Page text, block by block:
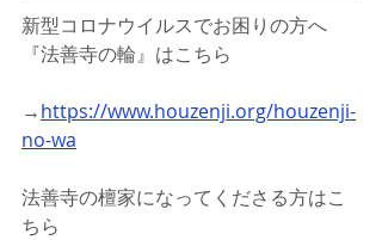
新型コロナウイルスでお困りの方へ
『法善寺の輪』はこちら
→https://www.houzenji.org/houzenji-
no-wa
法善寺の檀家になってくださる方はこ
ちら